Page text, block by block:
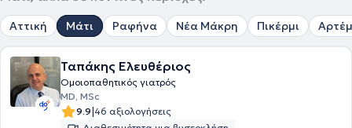
Αττική Μάτι Ραφήνα Νέα Μάκρη Πικέρμι
Ταπάκης Ελευθέριος
Ομοιοπαθητικός γιατρός
MD, MSc
9.9|46 αξιολογήσεις